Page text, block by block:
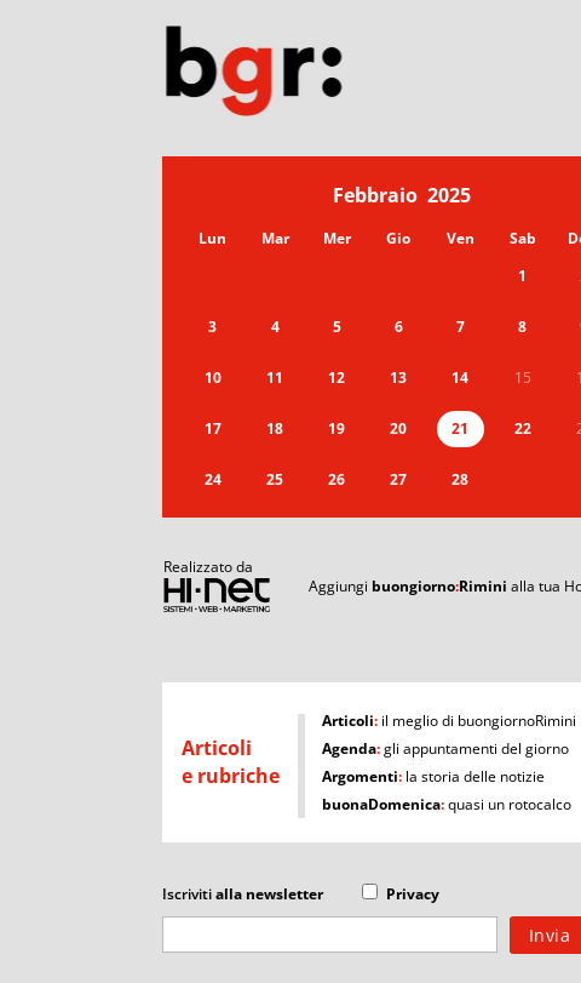
Febbraio 2025
Lun Mar Mer Gio Ven Sab
1
3 4 5 6 7 8
10 11 12 13 14 15
17 18 19 20 21 22
24 25 26 27 28
Realizzato da
Aggiungi buongiorno:Riminialla tua
Articoli
e rubriche
I Articoli: il meglio di buongiornoRimini
Agenda:gli appuntamenti del giorno
Argomenti: la storia delle notizie
buonaDomenica:quasi un rotocalco
Iscrivitialla newsletter Privacy